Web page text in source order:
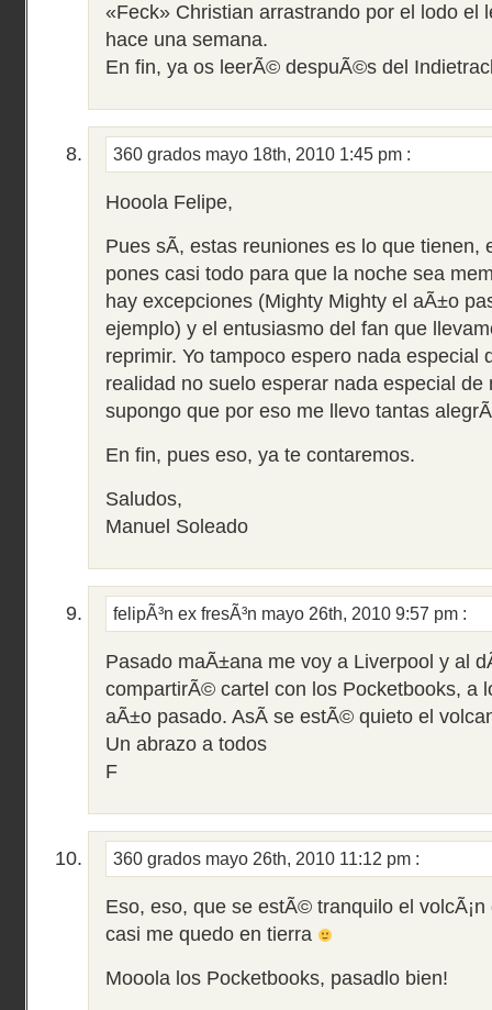
«Feck» Christian arrastrando por el lodo el
hace una semana.
En fin, ya os leerÃ© despuÃ©s del
360 grados mayo 18th, 2010 1:45 pm :
Hooola Felipe,
Pues sÃ­, estas reuniones es lo que tienen,
pones casi todo para que la noche sea
hay excepciones (Mighty Mighty el aÃ±o
ejemplo) y el entusiasmo del fan que
reprimir. Yo tampoco espero nada especial
realidad no suelo esperar nada especial de
supongo que por eso me llevo tantas
En fin, pues eso, ya te contaremos.
Saludos,
Manuel Soleado
felipÃ³n ex fresÃ³n mayo 26th, 2010 9:57 pm :
Pasado maÃ±ana me voy a Liverpool y al
compartirÃ© cartel con los Pocketbooks, a
aÃ±o pasado. AsÃ­ se estÃ© quieto el
Un abrazo a todos
F
360 grados mayo 26th, 2010 11:12 pm :
Eso, eso, que se estÃ© tranquilo el
casi me quedo en tierra
Mooola los Pocketbooks, pasadlo bien!